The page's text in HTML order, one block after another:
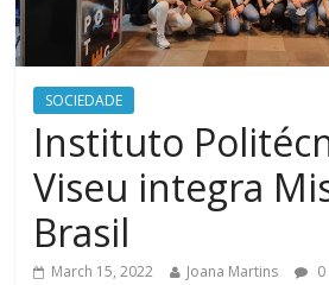
SOCIEDADE
Instituto
Viseu integra
Brasil
March 15, 2022 Joana Martins